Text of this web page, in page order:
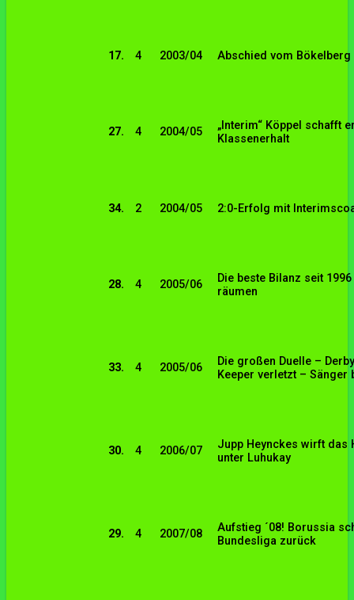
17. 4 2003/04 Abschied vom
27. 4 2004/05
„Interim“ Köppel schafft
Klassenerhalt
34. 2 2004/05 2:0-Erfolg mit
28. 4 2005/06
Die beste Bilanz seit
räumen
33. 4 2005/06
Die großen Duelle –
Keeper verletzt – Sänger
30. 4 2006/07
Jupp Heynckes wirft das
unter Luhukay
29. 4 2007/08
Aufstieg ´08! Borussia
Bundesliga zurück